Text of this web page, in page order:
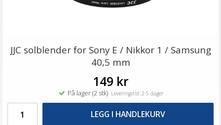
JJC solblender for Sony E / Nikkor 1 / Samsung
40,5 mm
149 kr
På lager (2 stk)Leveringstid: 2-5 dager
LEGG I HANDLEKURV